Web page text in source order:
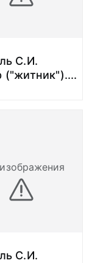
С.И.
("житник")....
С.И.